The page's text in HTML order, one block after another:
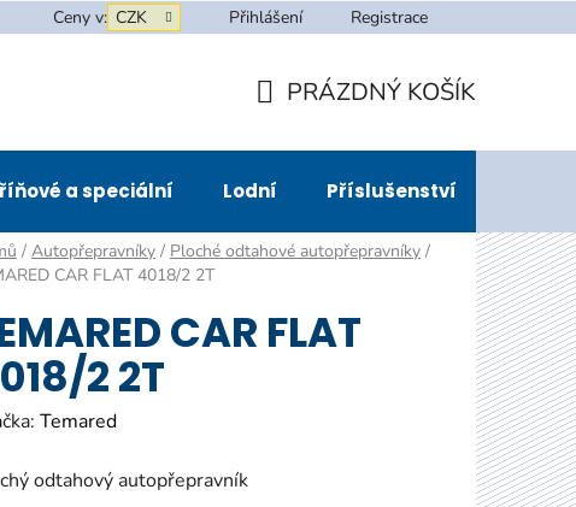
Ceny v: CZK Přihlášení Registrace
KOŠÍK
PRÁZDNÝ KOŠÍK
a speciální Lodní Příslušenství
/ Autopřepravníky / Ploché odtahové autopřepravníky /
CAR FLAT 4018/2 2T
CAR FLAT
2 2T
Temared
odtahový autopřepravník